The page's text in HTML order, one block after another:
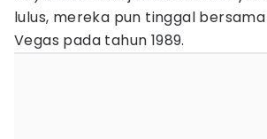
lulus, mereka pun tinggal
Vegas pada tahun 1989.